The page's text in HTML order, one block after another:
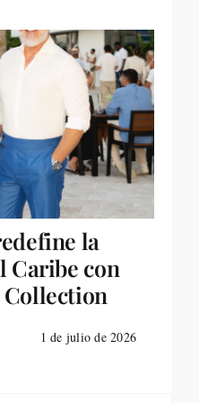
la
Caribe con
1 de julio de 2026